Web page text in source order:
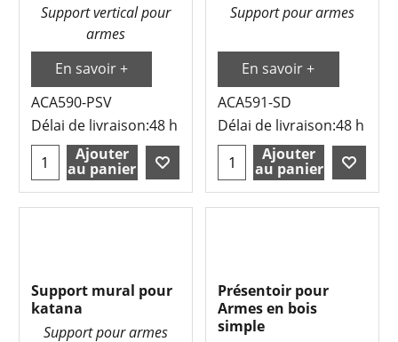
Support vertical pour
armes
En savoir +
ACA590-PSV
Délai de livraison:48 h
Ajouter
au panier
Support pour armes
En savoir +
ACA591-SD
Délai de livraison:48 h
Ajouter
au panier
Support mural pour
katana
Support pour armes
Présentoir pour
Armes en bois
simple